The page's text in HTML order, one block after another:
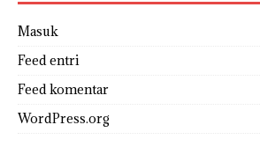
Masuk
Feed entri
Feed komentar
WordPress.org